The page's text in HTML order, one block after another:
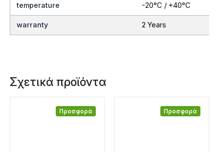
temperature -20°C / +40°C
warranty 2 Years
Σχετικά προϊόντα
Προσφορά Προσφορά